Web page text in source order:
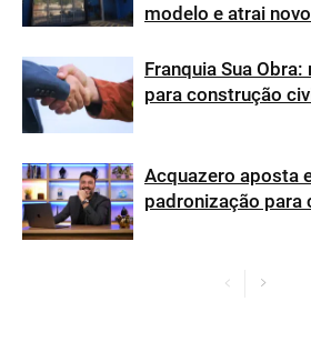
modelo e atrai
Franquia Sua
para construção
Acquazero aposta
padronização para